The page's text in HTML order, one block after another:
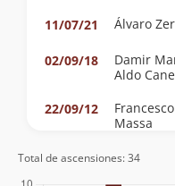
11/07/21
Álvaro
02/09/18
Damir
Aldo
22/09/12
Massa
01/07/12
Sergio Baez
Total de ascensiones: 34